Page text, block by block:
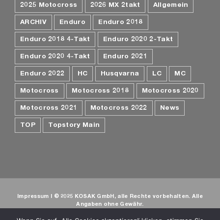
2025 Motocross 2026 MX 2takt Allgemein
ARCHIV Enduro Enduro 2018
Enduro 2018 4-Takt Enduro 2020 2-Takt
Enduro 2020 4-Takt Enduro 2021
Enduro 2022 HC Husqvarna LC MC
Motocross Motocross 2018 Motocross 2020
Motocross 2021 Motocross 2022 News
TOP Topstory Main
Impressum I © 2025 KOSAK GmbH, alle Rechte vorbehalten. Alle
Angaben ohne Gewähr.